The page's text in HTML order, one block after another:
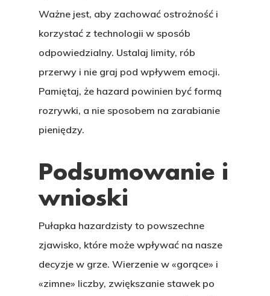
Ważne jest, aby zachować ostrożność i
korzystać z technologii w sposób
odpowiedzialny. Ustalaj limity, rób
przerwy i nie graj pod wpływem emocji.
Pamiętaj, że hazard powinien być formą
rozrywki, a nie sposobem na zarabianie
pieniędzy.
Podsumowanie i
wnioski
Pułapka hazardzisty to powszechne
zjawisko, które może wpływać na nasze
decyzje w grze. Wierzenie w «gorące» i
«zimne» liczby, zwiększanie stawek po